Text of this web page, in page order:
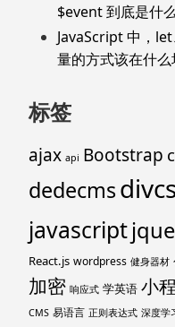
$event 到底是什
JavaScript 中，
量的方式该在什
标签
ajax api Bootstrap
dedecms
javascript
React.js wordpress 健身器材
加密 响应式 学英语 小
CMS 易语言 正则表达式 深度学